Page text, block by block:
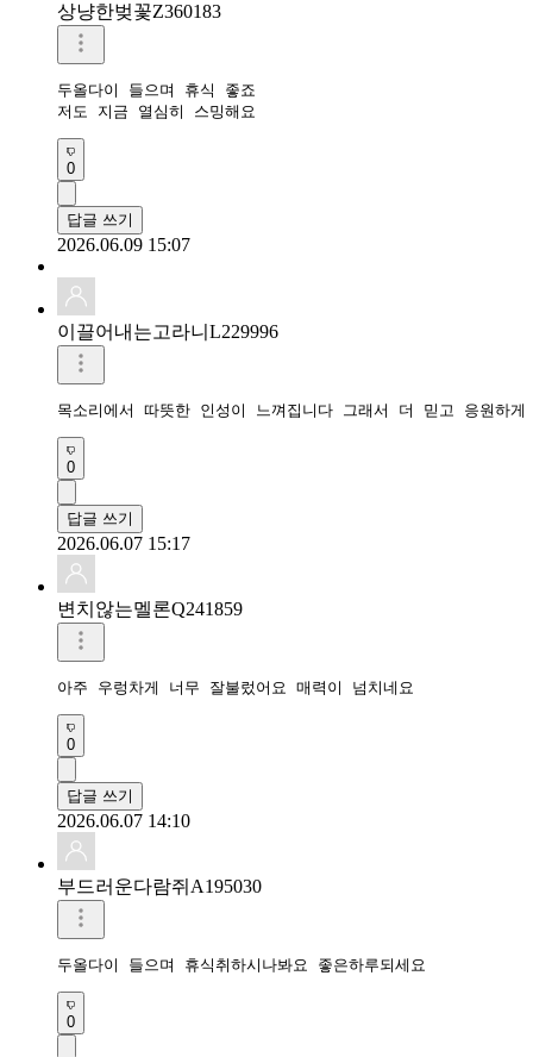
상냥한벚꽃Z360183
두올다이 들으며 휴식 좋죠
저도 지금 열심히 스밍해요
0
답글 쓰기
2026.06.09 15:07
이끌어내는고라니L229996
0
답글 쓰기
2026.06.07 15:17
변치않는멜론Q241859
0
답글 쓰기
2026.06.07 14:10
부드러운다람쥐A195030
두올다이 들으며 휴식취하시나봐요 좋은하루되세요
0